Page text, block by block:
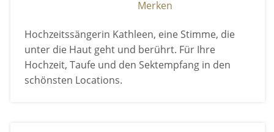
Merken
Hochzeitssängerin Kathleen, eine Stimme, die
unter die Haut geht und berührt. Für Ihre
Hochzeit, Taufe und den Sektempfang in den
schönsten Locations.